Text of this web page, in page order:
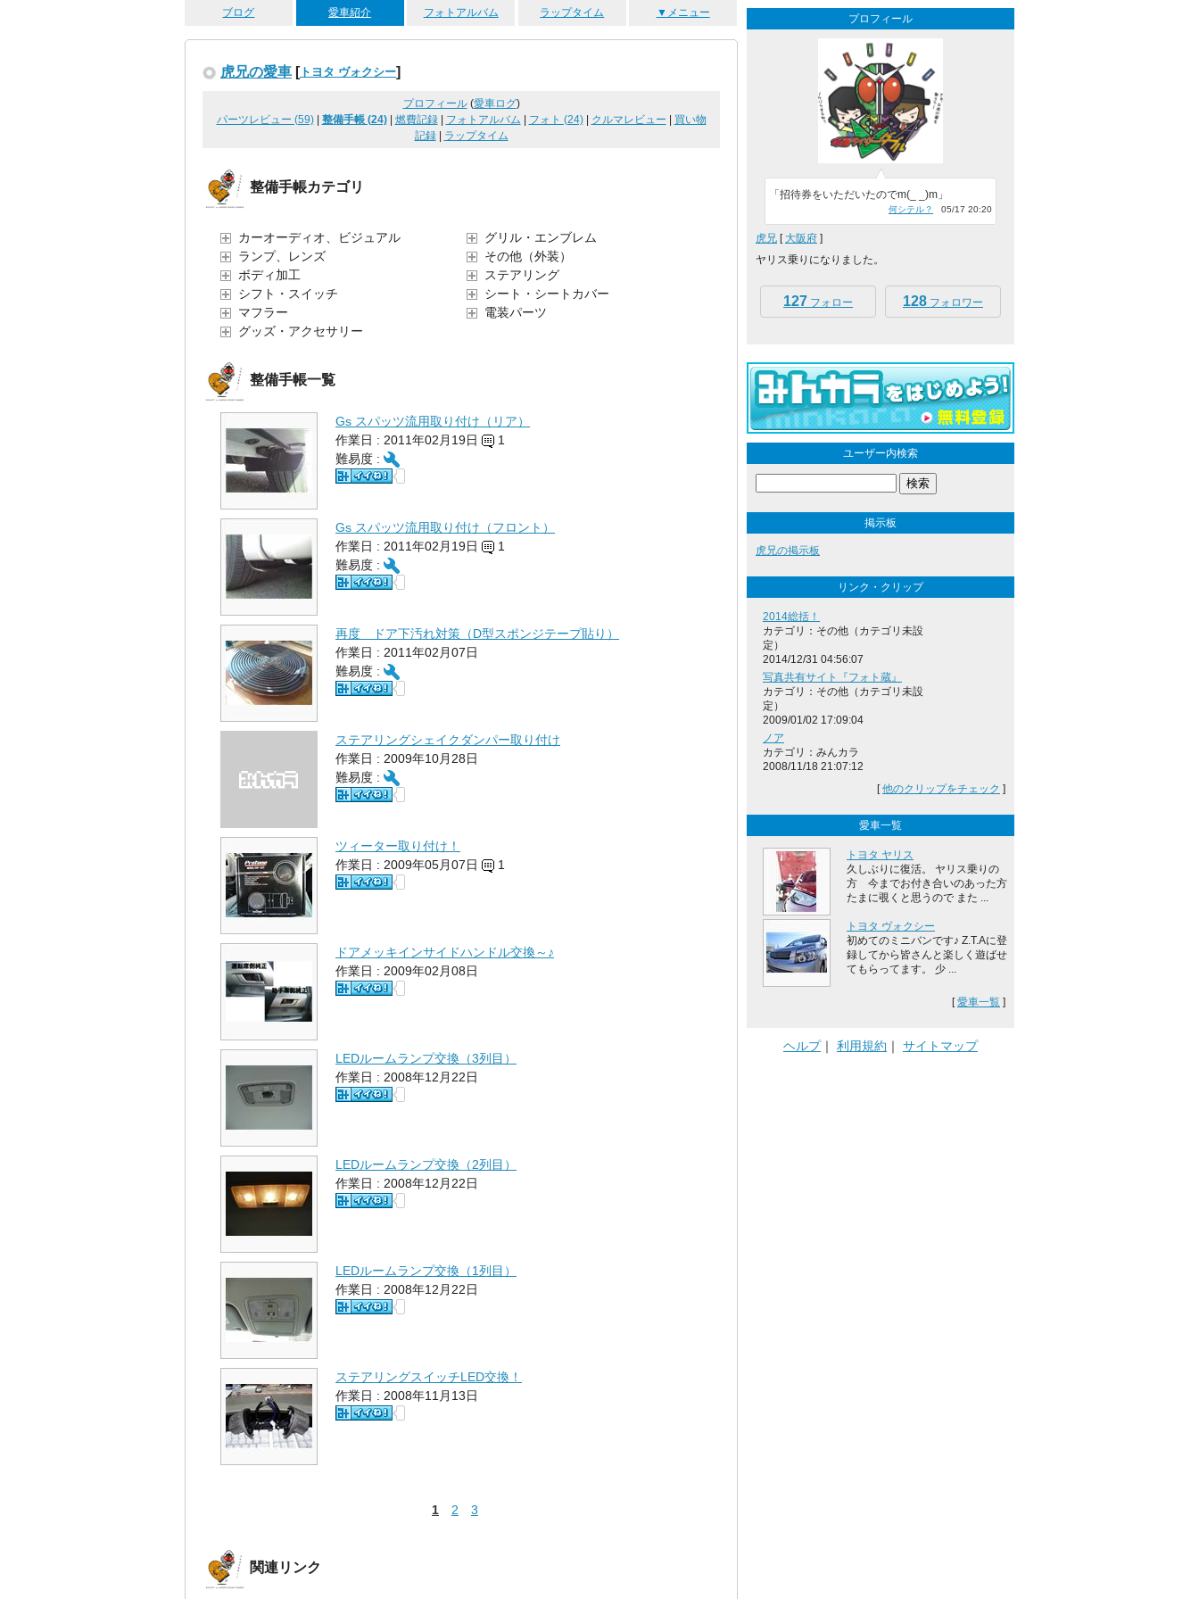
ブログ 愛車紹介 フォトアルバム ラップタイム ▼メニュー
虎兄の愛車 [ トヨタ ヴォクシー]
プロフィール(愛車ログ)
パーツレビュー (59)| 整備手帳 (24)| 燃費記録| フォトアルバム フォト (24)| クルマレビュー
買い物
記録| ラップタイム
整備手帳カテゴリ
カーオーディオ、ビジュアル
ランプ、レンズ
ボディ加工
シフト・スイッチ
マフラー
グッズ・アクセサリー
グリル・エンブレム
その他（外装）
ステアリング
シート・シートカバー
電装パーツ
整備手帳一覧
Gs スパッツ流用取り付け（リア）
作業日 : 2011年02月19日
1
難易度 :
Gs スパッツ流用取り付け（フロント）
作業日 : 2011年02月19日
1
難易度 :
再度 ドア下汚れ対策（D型スポンジテープ貼り）
作業日 : 2011年02月07日
難易度 :
ステアリングシェイクダンパー取り付け
作業日 : 2009年10月28日
難易度 :
ツィーター取り付け！
作業日 : 2009年05月07日
1
ドアメッキインサイドハンドル交換～♪
作業日 : 2009年02月08日
LEDルームランプ交換（3列目）
作業日 : 2008年12月22日
LEDルームランプ交換（2列目）
作業日 : 2008年12月22日
LEDルームランプ交換（1列目）
作業日 : 2008年12月22日
ステアリングスイッチLED交換！
作業日 : 2008年11月13日
1 2 3
関連リンク
プロフィール
「招待券をいただいたのでm(_ _)m」
何シテル？ 05/17 20:20
虎兄 [ 大阪府 ]
ヤリス乗りになりました。
127 フォロー 128 フォロワー
ユーザー内検索
掲示板
虎兄の掲示板
リンク・クリップ
2014総括！
カテゴリ：その他（カテゴリ未設
定）
2014/12/31 04:56:07
写真共有サイト『フォト蔵』
カテゴリ：その他（カテゴリ未設
定）
2009/01/02 17:09:04
ノア
カテゴリ：みんカラ
2008/11/18 21:07:12
[他のクリップをチェック ]
愛車一覧
トヨタ ヤリス
久しぶりに復活。 ヤリス乗りの
方 今までお付き合いのあった方
たまに覗くと思うので また ...
トヨタ ヴォクシー
初めてのミニバンです♪ Z.T.Aに登
録してから皆さんと楽しく遊ばせ
てもらってます。 少 ...
[愛車一覧 ]
ヘルプ｜ 利用規約 ｜ サイトマップ